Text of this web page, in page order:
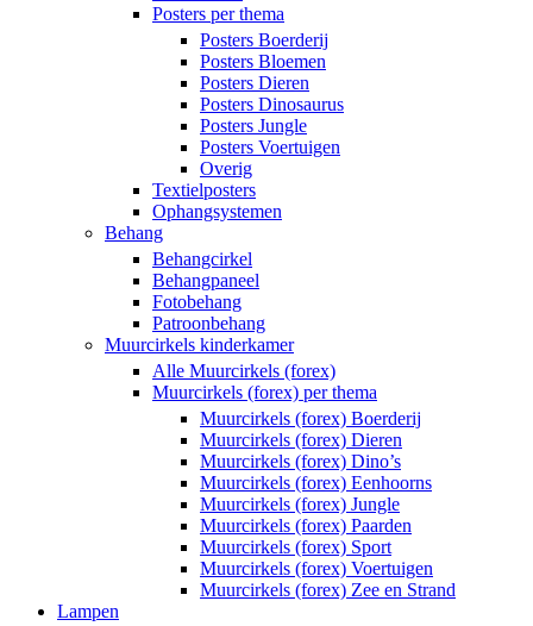
Posters per thema
Posters Boerderij
Posters Bloemen
Posters Dieren
Posters Dinosaurus
Posters Jungle
Posters Voertuigen
Overig
Textielposters
Ophangsystemen
Behang
Behangcirkel
Behangpaneel
Fotobehang
Patroonbehang
Muurcirkels kinderkamer
Alle Muurcirkels (forex)
Muurcirkels (forex) per thema
Muurcirkels (forex) Boerderij
Muurcirkels (forex) Dieren
Muurcirkels (forex) Dino’s
Muurcirkels (forex) Eenhoorns
Muurcirkels (forex) Jungle
Muurcirkels (forex) Paarden
Muurcirkels (forex) Sport
Muurcirkels (forex) Voertuigen
Muurcirkels (forex) Zee en Strand
Lampen